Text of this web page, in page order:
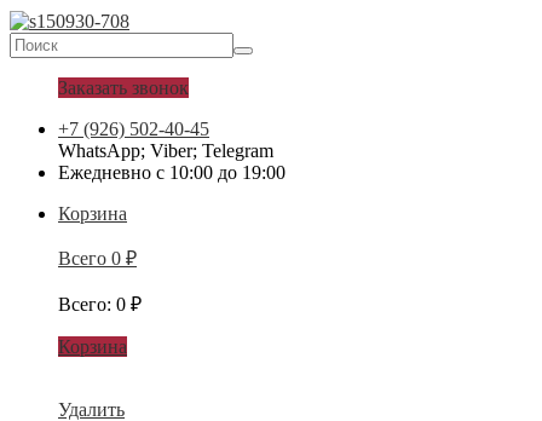
Заказать звонок
+7 (926) 502-40-45
WhatsApp; Viber; Telegram
Ежедневно с 10:00 до 19:00
Корзина
Всего 0 ₽
Всего: 0 ₽
Корзина
Удалить